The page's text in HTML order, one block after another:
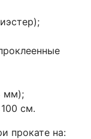
мм);
см.
прокате на: